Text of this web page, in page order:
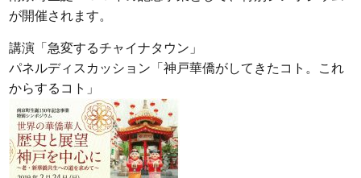
が開催されます。
講演「急変するチャイナタウン」
パネルディスカッション「神戸華僑がしてきたコト。これ
からするコト」